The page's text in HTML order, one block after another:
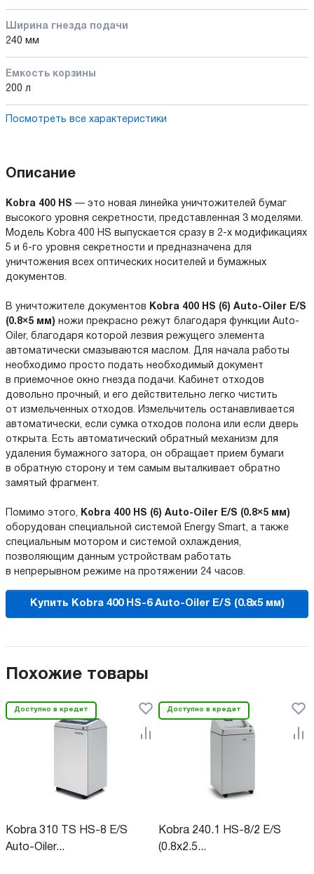
Ширина гнезда подачи
240 мм
Емкость корзины
200 л
Посмотреть все характеристики
Описание
Kobra 400 HS — это новая линейка уничтожителей бумаг
высокого уровня секретности, представленная 3 моделями.
Модель Kobra 400 HS выпускается сразу в 2-х модификациях
5 и 6-го уровня секретности и предназначена для
уничтожения всех оптических носителей и бумажных
документов.
В уничтожителе документов Kobra 400 HS (6) Auto-Oiler E/S
(0.8×5 мм) ножи прекрасно режут благодаря функции Auto-
Oiler, благодаря которой лезвия режущего элемента
автоматически смазываются маслом. Для начала работы
необходимо просто подать необходимый документ
в приемочное окно гнезда подачи. Кабинет отходов
довольно прочный, и его действительно легко чистить
от измельченных отходов. Измельчитель останавливается
автоматически, если сумка отходов полона или если дверь
открыта. Есть автоматический обратный механизм для
удаления бумажного затора, он обращает прием бумаги
в обратную сторону и тем самым выталкивает обратно
замятый фрагмент.
Помимо этого, Kobra 400 HS (6) Auto-Oiler E/S (0.8×5 мм)
оборудован специальной системой Energy Smart, а также
специальным мотором и системой охлаждения,
позволяющим данным устройствам работать
в непрерывном режиме на протяжении 24 часов.
Купить Kobra 400 HS-6 Auto-Oiler E/S (0.8x5 мм)
Похожие товары
Доступно в кредит
Kobra 310 TS HS-8 E/S
Auto-Oiler...
Доступно в кредит
Kobra 240.1 HS-8/2 E/S
(0.8x2.5...